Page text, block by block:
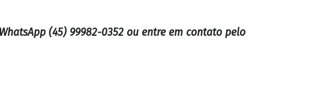
WhatsApp (45) 99982-0352 ou entre em contato pelo